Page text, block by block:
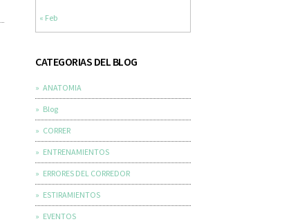
« Feb
CATEGORIAS DEL BLOG
ANATOMIA
Blog
CORRER
ENTRENAMIENTOS
ERRORES DEL CORREDOR
ESTIRAMIENTOS
EVENTOS